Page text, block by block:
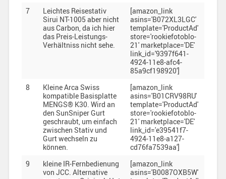
7
Leichtes Reisestativ
Sirui NT-1005 aber nicht
aus Carbon, da ich hier
das Preis-Leistungs-
Verhältniss nicht sehe.
[amazon_link
asins='B072XL3LGC'
template='ProductAd'
store='rookiefotoblo-
21' marketplace='DE'
link_id='9397f641-
4924-11e8-afc4-
85a9cf198920']
8
Kleine Arca Swiss
kompatible Basisplatte
MENGS® K30. Wird an
den SunSniper Gurt
geschraubt, um einfach
zwischen Stativ und
Gurt wechseln zu
können.
[amazon_link
asins='B01CRV98RU'
template='ProductAd'
store='rookiefotoblo-
21' marketplace='DE'
link_id='e39541f7-
4924-11e8-a127-
cd76fa7539aa']
9
kleine IR-Fernbedienung
von JCC. Alternative
[amazon_link
asins='B0087OXB5W'